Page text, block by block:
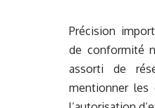
Précision
de conformité
assorti de
mentionner les